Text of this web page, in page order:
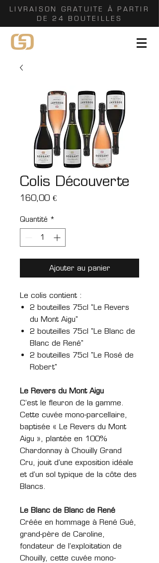
LIVRAISON GRATUITE À PARTIR
DE 24 BOUTEILLES
Colis Découverte
160,00 €Prix
Quantité *
Ajouter au panier
Le colis contient :
2 bouteilles 75cl "Le Revers
du Mont Aigu"
2 bouteilles 75cl "Le Blanc de
Blanc de René"
2 bouteilles 75cl "Le Rosé de
Robert"
Le Revers du Mont Aigu
C’est le fleuron de la gamme.
Cette cuvée mono-parcellaire,
baptisée « Le Revers du Mont
Aigu », plantée en 100%
Chardonnay à Chouilly Grand
Cru, jouit d’une exposition idéale
et d’un sol typique de la côte des
Blancs.
Le Blanc de Blanc de René
Créée en hommage à René Gué,
grand-père de Caroline,
fondateur de l’exploitation de
Chouilly, cette cuvée mono-